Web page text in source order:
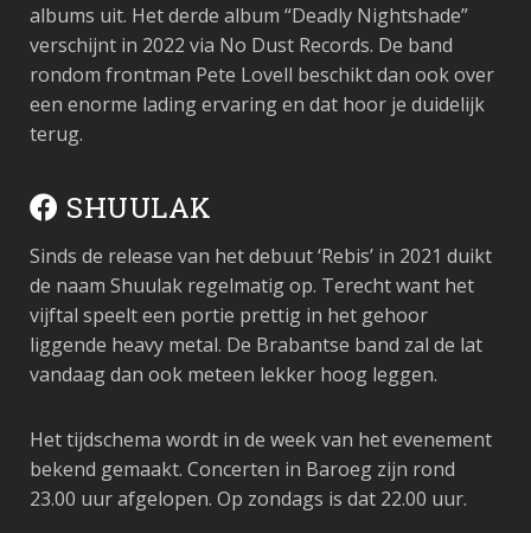
albums uit. Het derde album “Deadly Nightshade”
verschijnt in 2022 via No Dust Records. De band
rondom frontman Pete Lovell beschikt dan ook over
een enorme lading ervaring en dat hoor je duidelijk
terug.
SHUULAK
Sinds de release van het debuut ‘Rebis’ in 2021 duikt
de naam Shuulak regelmatig op. Terecht want het
vijftal speelt een portie prettig in het gehoor
liggende heavy metal. De Brabantse band zal de lat
vandaag dan ook meteen lekker hoog leggen.
Het tijdschema wordt in de week van het evenement
bekend gemaakt. Concerten in Baroeg zijn rond
23.00 uur afgelopen. Op zondags is dat 22.00 uur.